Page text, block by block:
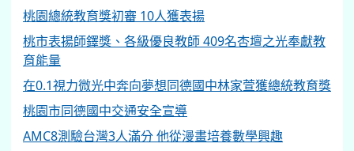
桃園總統教育獎初審 10人獲表揚
桃市表揚師鐸獎、各級優良教師 409名杏壇之光奉獻教
育能量
在0.1視力微光中奔向夢想同德國中林家萱獲總統教育獎
桃園市同德國中交通安全宣導
AMC8測驗台灣3人滿分 他從漫畫培養數學興趣